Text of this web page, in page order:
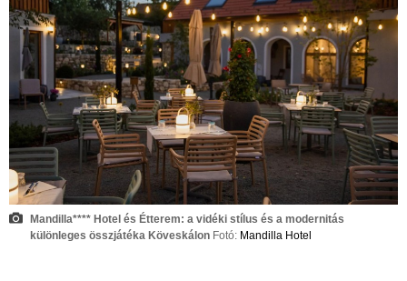
Mandilla**** Hotel és Étterem: a vidéki stílus és a modernitás
különleges összjátéka Köveskálon Fotó: Mandilla Hotel